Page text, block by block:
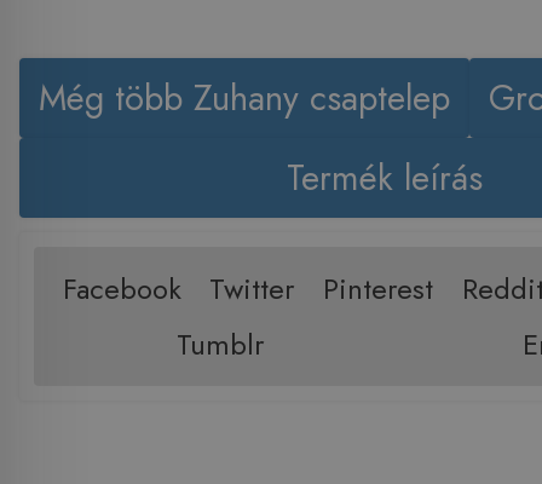
Még több Zuhany csaptelep
Termék leírás
Facebook Twitter Pinterest
Tumblr